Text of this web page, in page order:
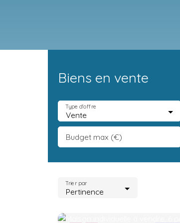
Acheter Neuf Vendre Estimation
Biens en vente
Vente
Type d'offre
Budget max (€)
Pertinence
Trier par